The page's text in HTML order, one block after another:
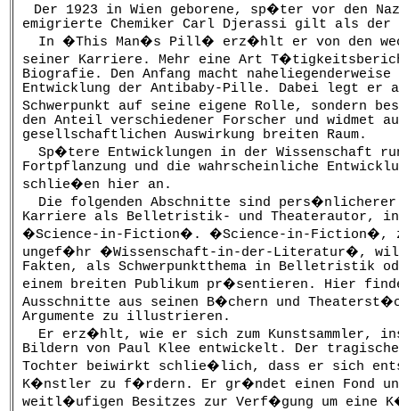
Der 1923 in Wien geborene, sp�ter vor den
emigrierte Chemiker Carl Djerassi gilt als
In �This Man�s Pill� erz�hlt er von den
seiner Karriere. Mehr eine Art
Biografie. Den Anfang macht
Entwicklung der Antibaby-Pille. Dabei legt er
Schwerpunkt auf seine eigene Rolle, sondern
den Anteil verschiedener Forscher und widmet
gesellschaftlichen Auswirkung breiten Raum.
Sp�tere Entwicklungen in der Wissenschaft
Fortpflanzung und die wahrscheinliche
schlie�en hier an.
Die folgenden Abschnitte sind pers�nlicherer
Karriere als Belletristik- und Theaterautor,
�Science-in-Fiction�. �Science-in-Fiction�,
ungef�hr �Wissenschaft-in-der-Literatur�,
Fakten, als Schwerpunktthema in Belletristik
einem breiten Publikum pr�sentieren. Hier
Ausschnitte aus seinen B�chern und
Argumente zu illustrieren.
Er erz�hlt, wie er sich zum Kunstsammler,
Bildern von Paul Klee entwickelt. Der
Tochter beiwirkt schlie�lich, dass er sich
K�nstler zu f�rdern. Er gr�ndet einen Fond
weitl�ufigen Besitzes zur Verf�gung um eine